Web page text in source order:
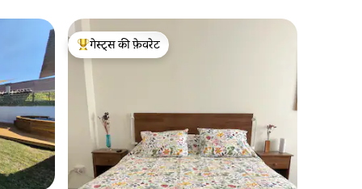
गेस्ट्स का टॉप फ़ेवरेट
गेस्ट्स की फ़ेवरेट